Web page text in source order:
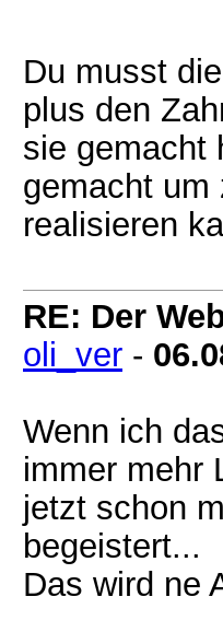
Du musst
plus den
sie gemacht
gemacht um
realisieren
RE: Der
oli_ver -
Wenn ich
immer mehr
jetzt schon
begeistert...
Das wird ne